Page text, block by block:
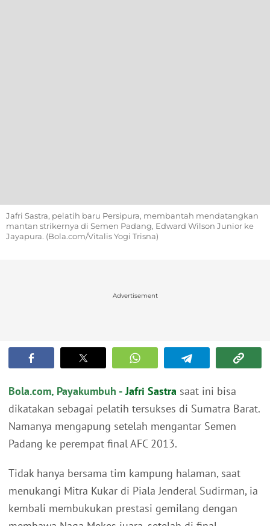
Jafri Sastra, pelatih baru Persipura, membantah mendatangkan
mantan strikernya di Semen Padang, Edward Wilson Junior ke
Jayapura. (Bola.com/Vitalis Yogi Trisna)
Advertisement
Bola.com, Payakumbuh - Jafri Sastra saat ini bisa
dikatakan sebagai pelatih tersukses di Sumatra Barat.
Namanya mengapung setelah mengantar Semen
Padang ke perempat final AFC 2013.
Tidak hanya bersama tim kampung halaman, saat
menukangi Mitra Kukar di Piala Jenderal Sudirman, ia
kembali membukukan prestasi gemilang dengan